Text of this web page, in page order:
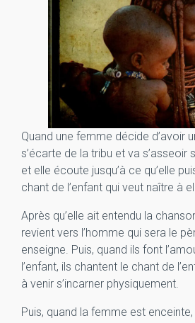
Quand une femme décide d’avoir
s’écarte de la tribu et va s’asseoir
et elle écoute jusqu’à ce qu’elle
chant de l’enfant qui veut naître à
Après qu’elle ait entendu la
revient vers l’homme qui sera le
enseigne. Puis, quand ils font
l’enfant, ils chantent le chant de
à venir s’incarner physiquement.
Puis, quand la femme est